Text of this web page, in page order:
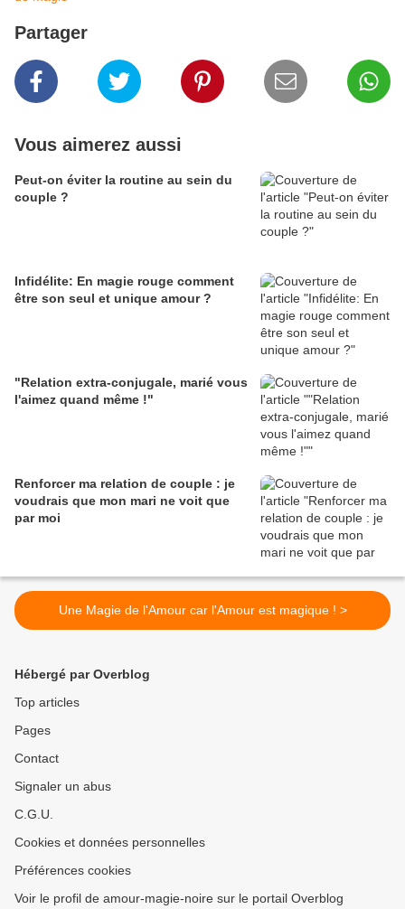
Partager
Vous aimerez aussi
Peut-on éviter la routine au sein du
couple ?
Infidélite: En magie rouge comment
être son seul et unique amour ?
"Relation extra-conjugale, marié vous
l'aimez quand même !"
Renforcer ma relation de couple : je
voudrais que mon mari ne voit que
par moi
Une Magie de l'Amour car l'Amour est magique ! >
Hébergé par Overblog
Top articles
Pages
Contact
Signaler un abus
C.G.U.
Cookies et données personnelles
Préférences cookies
Voir le profil de amour-magie-noire sur le portail Overblog